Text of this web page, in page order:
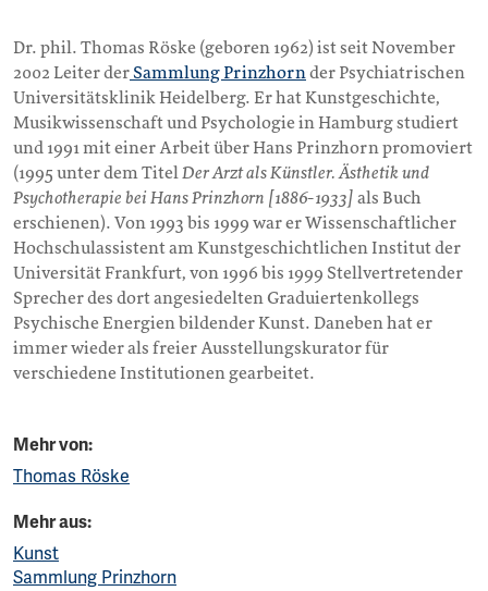
Dr. phil. Thomas Röske (geboren 1962) ist seit November
2002 Leiter derSammlung Prinzhornder Psychiatrischen
Universitätsklinik Heidelberg. Er hat Kunstgeschichte,
Musikwissenschaft und Psychologie in Hamburg studiert
und 1991 mit einer Arbeit über Hans Prinzhorn promoviert
(1995 unter dem TitelDer Arzt als Künstler. Ästhetik und
Psychotherapie bei Hans Prinzhorn [1886-1933] als Buch
erschienen). Von 1993 bis 1999 war er Wissenschaftlicher
Hochschulassistent am Kunstgeschichtlichen Institut der
Universität Frankfurt, von 1996 bis 1999 Stellvertretender
Sprecher des dort angesiedelten Graduiertenkollegs
Psychische Energien bildender Kunst. Daneben hat er
immer wieder als freier Ausstellungskurator für
verschiedene Institutionen gearbeitet.
Mehr von:
Thomas Röske
Mehr aus:
Kunst
Sammlung Prinzhorn